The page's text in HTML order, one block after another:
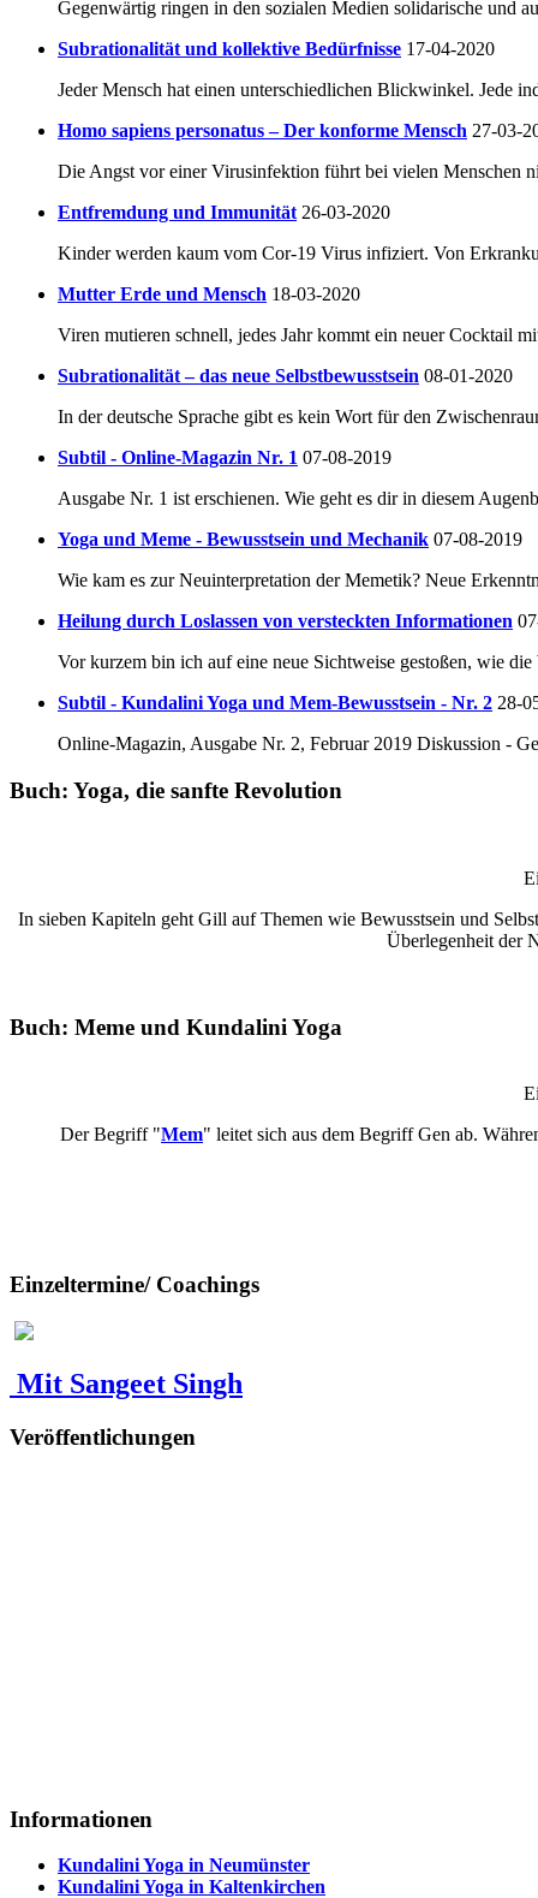
Gegenwärtig ringen in den sozialen Medien solidarische und
Subrationalität und kollektive Bedürfnisse 17-04-2020
Jeder Mensch hat einen unterschiedlichen Blickwinkel. Jede
Homo sapiens personatus – Der konforme Mensch 27-03-
Die Angst vor einer Virusinfektion führt bei vielen Menschen
Entfremdung und Immunität 26-03-2020
Kinder werden kaum vom Cor-19 Virus infiziert. Von
Mutter Erde und Mensch 18-03-2020
Viren mutieren schnell, jedes Jahr kommt ein neuer Cocktail
Subrationalität – das neue Selbstbewusstsein 08-01-2020
In der deutsche Sprache gibt es kein Wort für den
Subtil - Online-Magazin Nr. 1 07-08-2019
Ausgabe Nr. 1 ist erschienen. Wie geht es dir in diesem
Yoga und Meme - Bewusstsein und Mechanik 07-08-2019
Wie kam es zur Neuinterpretation der Memetik? Neue
Heilung durch Loslassen von versteckten Informationen
Vor kurzem bin ich auf eine neue Sichtweise gestoßen, wie
Subtil - Kundalini Yoga und Mem-Bewusstsein - Nr. 2 28-
Online-Magazin, Ausgabe Nr. 2, Februar 2019 Diskussion -
Buch: Yoga, die sanfte Revolution
In sieben Kapiteln geht Gill auf Themen wie Bewusstsein und
Überlegenheit der
Buch: Meme und Kundalini Yoga
Der Begriff "Mem" leitet sich aus dem Begriff Gen ab.
Einzeltermine/ Coachings
Mit Sangeet Singh
Veröffentlichungen
Informationen
Kundalini Yoga in Neumünster
Kundalini Yoga in Kaltenkirchen